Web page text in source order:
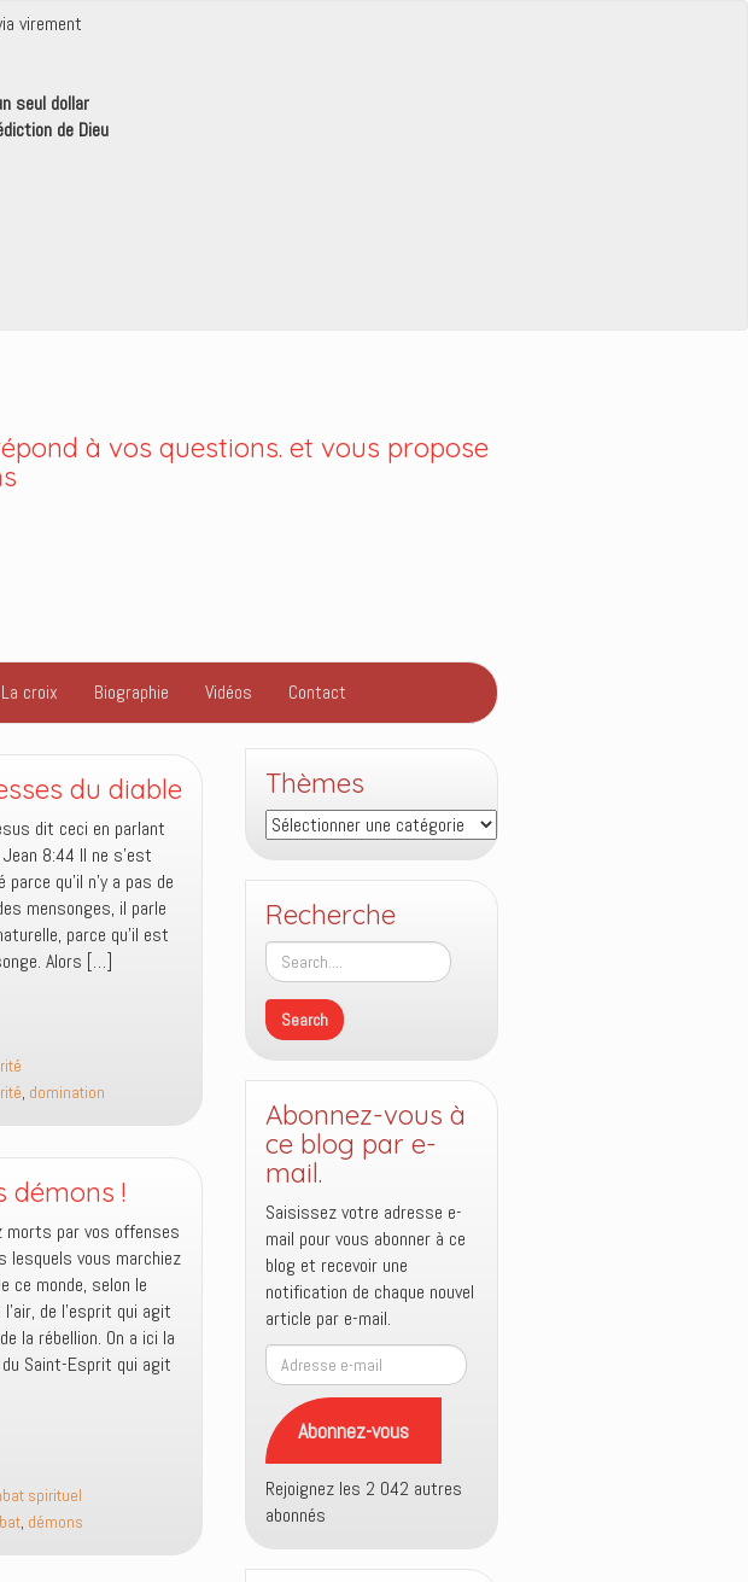
virement
seul dollar
de Dieu
à vos questions. et vous propose
La croix Biographie Vidéos Contact
du diable
dit ceci en parlant
8:44 Il ne s’est
qu’il n’y a pas de
mensonges, il parle
parce qu’il est
Alors […]
, domination
démons !
morts par vos offenses
lesquels vous marchiez
ce monde, selon le
de l’esprit qui agit
la rébellion. On a ici la
Saint-Esprit qui agit
spirituel
, démons
Thèmes
Thèmes
Recherche
Abonnez-vous à
ce blog par e-
mail.
Saisissez votre adresse e-
mail pour vous abonner à ce
blog et recevoir une
notification de chaque nouvel
article par e-mail.
Adresse
e-
mail
Abonnez-vous
Rejoignez les 2 042 autres
abonnés